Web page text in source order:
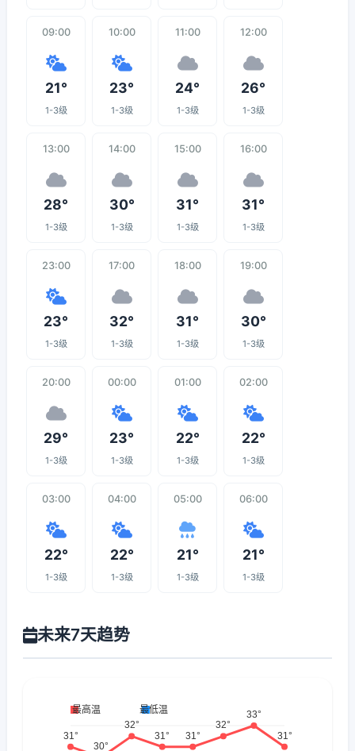
09:00
21°
1-3级
10:00
23°
1-3级
11:00
24°
1-3级
12:00
26°
1-3级
13:00
28°
1-3级
14:00
30°
1-3级
15:00
31°
1-3级
16:00
31°
1-3级
23:00
23°
1-3级
17:00
32°
1-3级
18:00
31°
1-3级
19:00
30°
1-3级
20:00
29°
1-3级
00:00
23°
1-3级
01:00
22°
1-3级
02:00
22°
1-3级
03:00
22°
1-3级
04:00
22°
1-3级
05:00
21°
1-3级
06:00
21°
1-3级
未来7天趋势